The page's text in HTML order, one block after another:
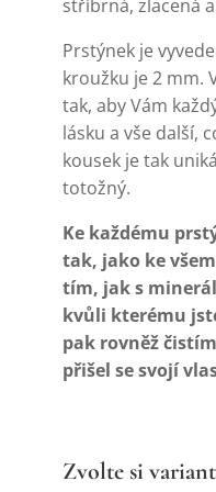
stříbrná, zlacená
Prstýnek je
kroužku je 2 mm.
tak, aby Vám
lásku a vše další,
kousek je tak
totožný.
Ke každému
tak, jako ke
tím, jak s
kvůli kterému
pak rovněž
přišel se svojí
Zvolte si